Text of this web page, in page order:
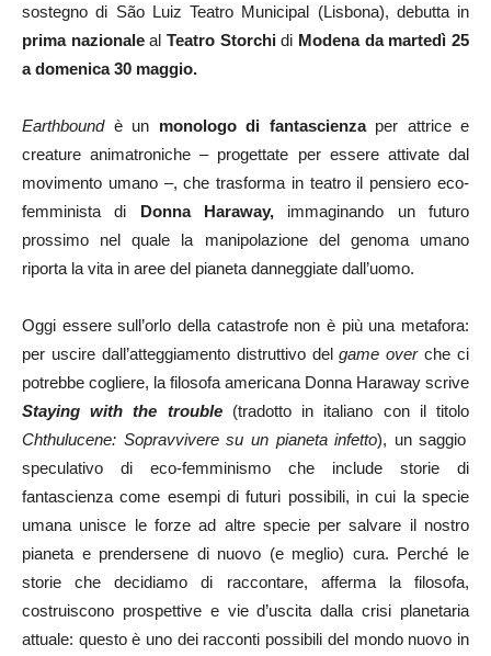
sostegno di São Luiz Teatro Municipal (Lisbona), debutta in
prima nazionaleal Teatro Storchidi Modena da martedì 25
a domenica 30 maggio.
Earthboundè un monologo di fantascienzaper attrice e
creature animatroniche – progettate per essere attivate dal
movimento umano –, che trasforma in teatro il pensiero eco-
femminista di Donna Haraway, immaginando un futuro
prossimo nel quale la manipolazione del genoma umano
riporta la vita in aree del pianeta danneggiate dall’uomo.
Oggi essere sull’orlo della catastrofe non è più una metafora:
per uscire dall’atteggiamento distruttivo delgame overche ci
potrebbe cogliere, la filosofa americana Donna Haraway scrive
Staying with the trouble(tradotto in italiano con il titolo
Chthulucene: Sopravvivere su un pianeta infetto), un saggio
speculativo di eco-femminismo che include storie di
fantascienza come esempi di futuri possibili, in cui la specie
umana unisce le forze ad altre specie per salvare il nostro
pianeta e prendersene di nuovo (e meglio) cura. Perché le
storie che decidiamo di raccontare, afferma la filosofa,
costruiscono prospettive e vie d’uscita dalla crisi planetaria
attuale: questo è uno dei racconti possibili del mondo nuovo in